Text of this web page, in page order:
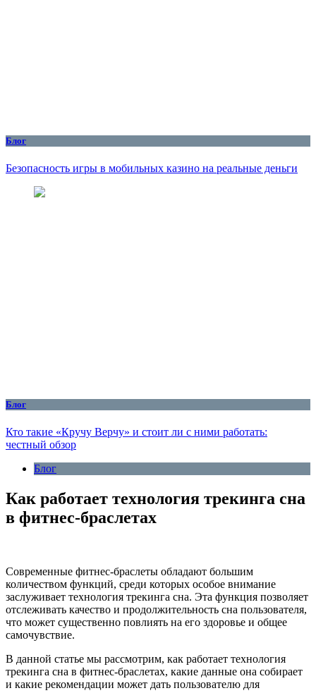
Блог
Безопасность игры в мобильных казино на реальные деньги
Блог
Кто такие «Кручу Верчу» и стоит ли с ними работать:
честный обзор
Блог
Как работает технология трекинга сна
в фитнес-браслетах
Современные фитнес-браслеты обладают большим
количеством функций, среди которых особое внимание
заслуживает технология трекинга сна. Эта функция позволяет
отслеживать качество и продолжительность сна пользователя,
что может существенно повлиять на его здоровье и общее
самочувствие.
В данной статье мы рассмотрим, как работает технология
трекинга сна в фитнес-браслетах, какие данные она собирает
и какие рекомендации может дать пользователю для